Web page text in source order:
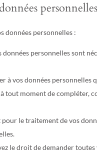
personnelles
données personnelles :
personnelles sont
à vos données personnelles
tout moment de compléter,
le traitement de vos
le droit de demander